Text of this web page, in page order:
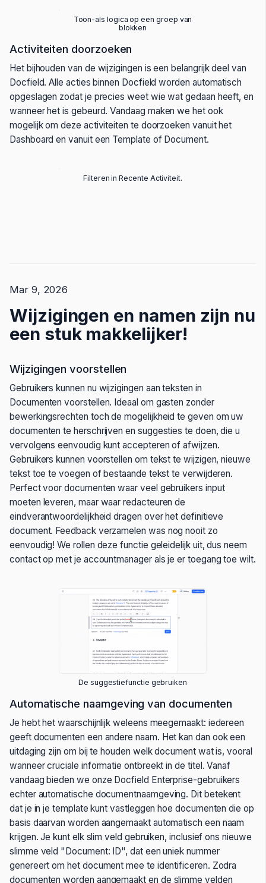
Toon-als logica op een groep van
blokken
Activiteiten doorzoeken
Het bijhouden van de wijzigingen is een belangrijk deel van
Docfield. Alle acties binnen Docfield worden automatisch
opgeslagen zodat je precies weet wie wat gedaan heeft, en
wanneer het is gebeurd. Vandaag maken we het ook
mogelijk om deze activiteiten te doorzoeken vanuit het
Dashboard en vanuit een Template of Document.
Filteren in Recente Activiteit.
Mar 9, 2026
Wijzigingen en namen zijn nu
een stuk makkelijker!
Wijzigingen voorstellen
Gebruikers kunnen nu wijzigingen aan teksten in
Documenten voorstellen. Ideaal om gasten zonder
bewerkingsrechten toch de mogelijkheid te geven om uw
documenten te herschrijven en suggesties te doen, die u
vervolgens eenvoudig kunt accepteren of afwijzen.
Gebruikers kunnen voorstellen om tekst te wijzigen, nieuwe
tekst toe te voegen of bestaande tekst te verwijderen.
Perfect voor documenten waar veel gebruikers input
moeten leveren, maar waar redacteuren de
eindverantwoordelijkheid dragen over het definitieve
document. Feedback verzamelen was nog nooit zo
eenvoudig! We rollen deze functie geleidelijk uit, dus neem
contact op met je accountmanager als je er toegang toe wilt.
De suggestiefunctie gebruiken
Automatische naamgeving van documenten
Je hebt het waarschijnlijk weleens meegemaakt: iedereen
geeft documenten een andere naam. Het kan dan ook een
uitdaging zijn om bij te houden welk document wat is, vooral
wanneer cruciale informatie ontbreekt in de titel. Vanaf
vandaag bieden we onze Docfield Enterprise-gebruikers
echter automatische documentnaamgeving. Dit betekent
dat je in je template kunt vastleggen hoe documenten die op
basis daarvan worden aangemaakt automatisch een naam
krijgen. Je kunt elk slim veld gebruiken, inclusief ons nieuwe
slimme veld "Document: ID", dat een uniek nummer
genereert om het document mee te identificeren. Zodra
documenten worden aangemaakt en de slimme velden